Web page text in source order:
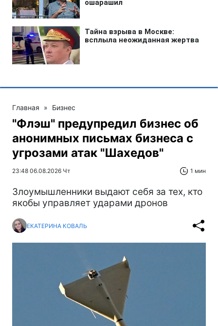
Главная » Бизнес
"Флэш" предупредил бизнес об
анонимных письмах бизнеса с
угрозами атак "Шахедов"
23:48 06.08.2026 Чт 1 мин
Злоумышленники выдают себя за тех, кто
якобы управляет ударами дронов
ЕКАТЕРИНА КОВАЛЬ